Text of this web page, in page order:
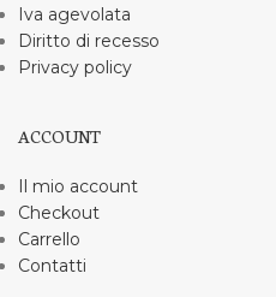
Iva agevolata
Diritto di recesso
Privacy policy
ACCOUNT
Il mio account
Checkout
Carrello
Contatti